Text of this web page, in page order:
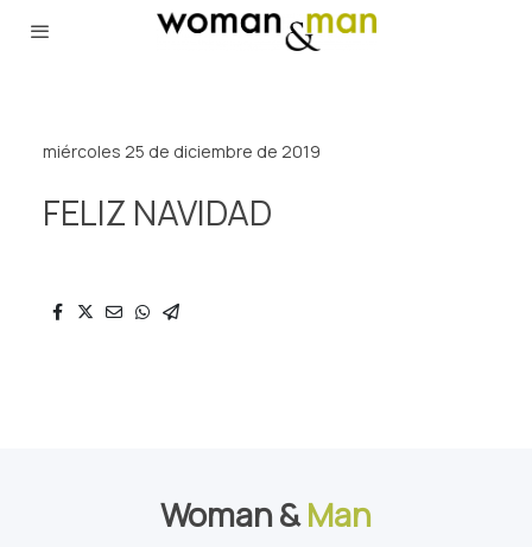
miércoles 25 de diciembre de 2019
FELIZ NAVIDAD
Woman &Man